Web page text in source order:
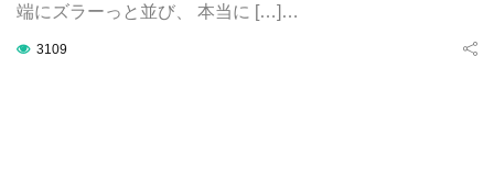
端にズラーっと並び、 本当に […]…
3109